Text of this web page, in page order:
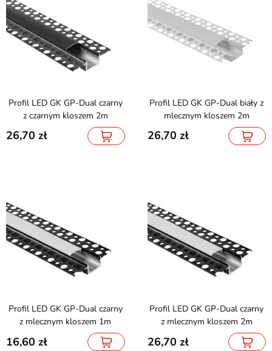
Profil LED GK GP-Dual czarny
z czarnym kloszem 2m
26,70
Profil LED GK GP-Dual biały z
mlecznym kloszem 2m
26,70
Profil LED GK GP-Dual czarny
z mlecznym kloszem 1m
16,60
Profil LED GK GP-Dual czarny
z mlecznym kloszem 2m
26,70